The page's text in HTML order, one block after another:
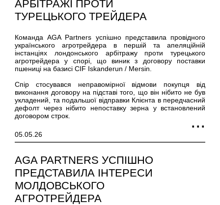
АРБІТРАЖІ ПРОТИ
ТУРЕЦЬКОГО ТРЕЙДЕРА
Команда AGA Partners успішно представила провідного
українського агротрейдера в першій та апеляційній
інстанціях лондонського арбітражу проти турецького
агротрейдера у спорі, що виник з договору поставки
пшениці на базисі CIF Iskanderun / Mersin.
Спір стосувався неправомірної відмови покупця від
виконання договору на підставі того, що він нібито не був
укладений, та подальшої відправки Клієнта в передчасний
дефолт через нібито непоставку зерна у встановлений
договором строк.
05.05.26
AGA PARTNERS УСПІШНО
ПРЕДСТАВИЛА ІНТЕРЕСИ
МОЛДОВСЬКОГО
АГРОТРЕЙДЕРА